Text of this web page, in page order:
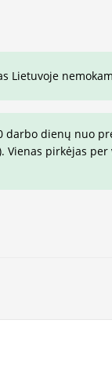
Lietuvoje
darbo dienų nuo
Vienas pirkėjas per